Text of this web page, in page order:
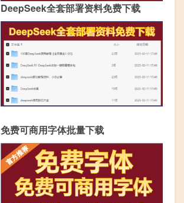
DeepSeek全套部署资料免费下载
免费可商用字体批量下载